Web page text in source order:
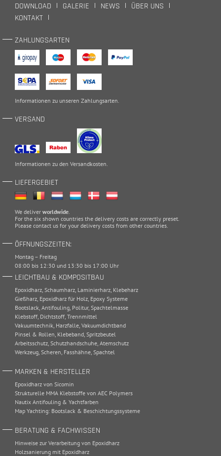
DOWNLOAD GALERIE NEWS
ÜBER UNS
KONTAKT
ZAHLUNGSARTEN
Informationen zu unseren Zahlungsarten
VERSAND
Informationen zu den Versandkosten
LIEFERGEBIET
We deliver worldwide
For the six shown countries the delivery costs are correctly preset.
Please contact us for your delivery costs from other countries.
ÖFFNUNGSZEITEN:
Montag – Freitag
08:00 bis 12:30 und 13:30 bis 17:00 Uhr
LEICHTBAU & KOMPOSITBAU
Epoxidharz Schaumharz Laminierharz Klebeharz
Gießharz Epoxidharz für Holz Epoxy Systeme
Bootslack Antifouling Politur, Spachtelmasse
Klebstoff Dichtstoff Trennmittel
Vakuumtechnik Harzfalle Vakuumdichtband
Pinsel & Rollen Klebeband Spritzbeutel
Arbeitsschutz Schutzhandschuhe Atemschutz
Werkzeug Scheren Fasshähne Spachtel
MARKEN & HERSTELLER
Epoxidharz von Sicomin
Strukturelle MMA Klebstoffe von AEC Polymers
Nautix Antifouling & Yachtfarben
Map Yachting: Bootslack & Beschichtungssysteme
BERATUNG & FACHWISSEN
Hinweise zur Verarbeitung von Epoxidharz
Holzsanierung mit Epoxidharz